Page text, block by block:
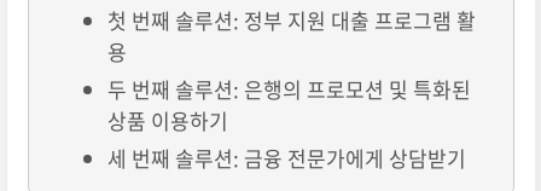
첫 번째 솔루션: 정부 지원 대출 프로그램 활
용
두 번째 솔루션: 은행의 프로모션 및 특화된
상품 이용하기
세 번째 솔루션: 금융 전문가에게 상담받기